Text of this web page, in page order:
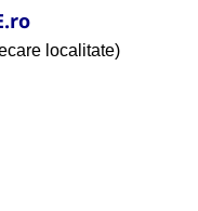
localitate)